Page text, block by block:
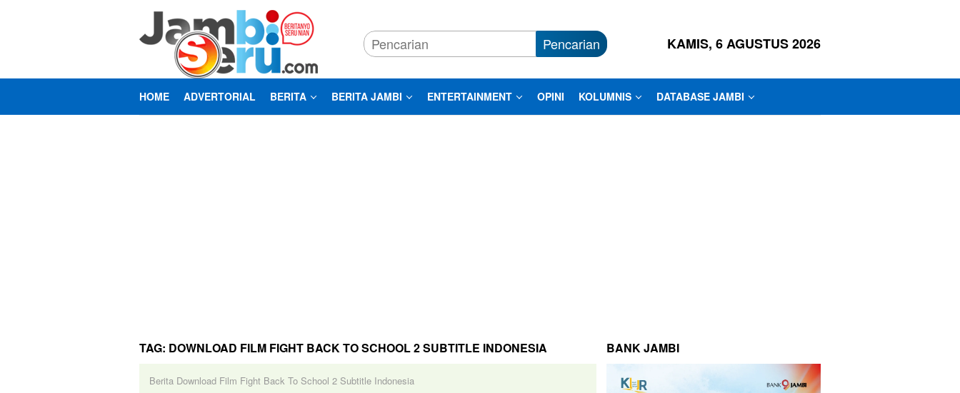
Pencarian KAMIS, 6 AGUSTUS 2026
HOME ADVERTORIAL BERITA BERITA JAMBI ENTERTAINMENT OPINI KOLUMNIS DATABASE JAMBI
TAG: DOWNLOAD FILM FIGHT BACK TO SCHOOL 2 SUBTITLE INDONESIA
Berita Download Film Fight Back To School 2 Subtitle Indonesia
BANK JAMBI